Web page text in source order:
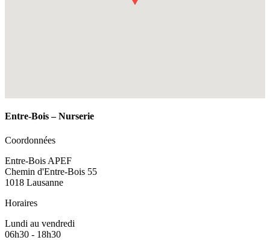
Entre-Bois – Nurserie
Coordonnées
Entre-Bois APEF
Chemin d'Entre-Bois 55
1018 Lausanne
Horaires
Lundi au vendredi
06h30 - 18h30